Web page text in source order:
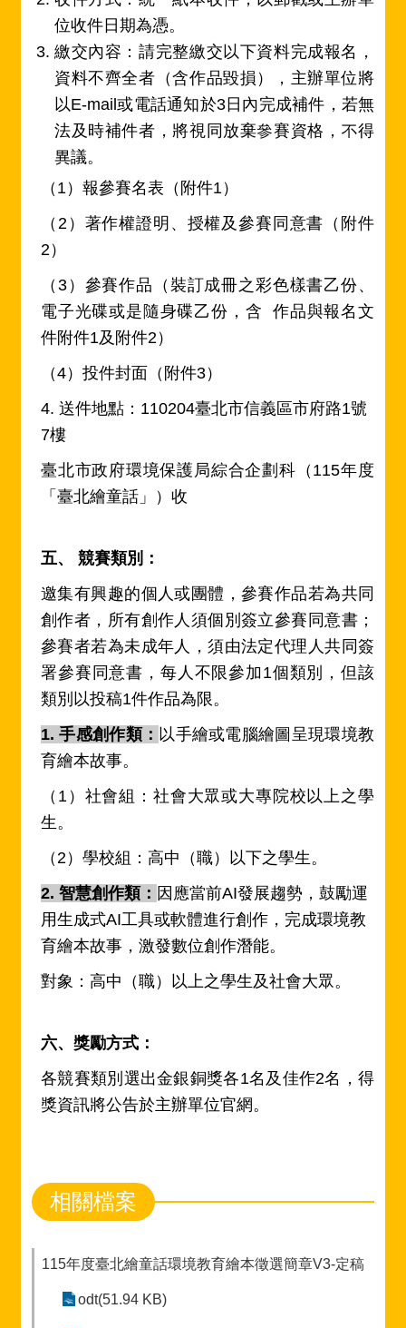
位收件日期為憑。
繳交內容：請完整繳交以下資料完成報名，
資料不齊全者（含作品毀損），主辦單位將
以E-mail或電話通知於3日內完成補件，若無
法及時補件者，將視同放棄參賽資格，不得
異議。
（1）報參賽名表（附件1）
（2）著作權證明、授權及參賽同意書（附件
2）
（3）參賽作品（裝訂成冊之彩色樣書乙份、
電子光碟或是隨身碟乙份，含 作品與報名文
件附件1及附件2）
（4）投件封面（附件3）
4. 送件地點：110204臺北市信義區市府路1號
7樓
臺北市政府環境保護局綜合企劃科（115年度
「臺北繪童話」）收
五、 競賽類別：
邀集有興趣的個人或團體，參賽作品若為共同
創作者，所有創作人須個別簽立參賽同意書；
參賽者若為未成年人，須由法定代理人共同簽
署參賽同意書，每人不限參加1個類別，但該
類別以投稿1件作品為限。
1. 手感創作類： 以手繪或電腦繪圖呈現環境教
育繪本故事。
（1）社會組：社會大眾或大專院校以上之學
生。
（2）學校組：高中（職）以下之學生。
2. 智慧創作類： 因應當前AI發展趨勢，鼓勵運
用生成式AI工具或軟體進行創作，完成環境教
育繪本故事，激發數位創作潛能。
對象：高中（職）以上之學生及社會大眾。
六、獎勵方式：
各競賽類別選出金銀銅獎各1名及佳作2名，得
獎資訊將公告於主辦單位官網。
相關檔案
115年度臺北繪童話環境教育繪本徵選簡章V3-定稿
odt(51.94 KB)